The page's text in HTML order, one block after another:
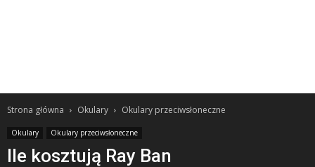
Strona główna Okulary Okulary przeciwsłoneczne
Okulary Okulary przeciwsłoneczne
Ile kosztują Ray Ban